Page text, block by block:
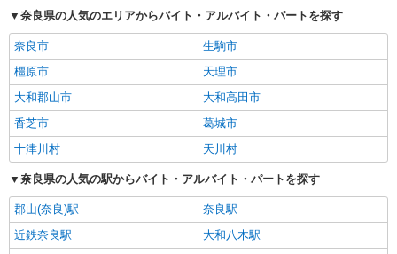
奈良県の人気のエリアからバイト・アルバイト・パートを探す
奈良市
生駒市
橿原市
天理市
大和郡山市
大和高田市
香芝市
葛城市
十津川村
天川村
奈良県の人気の駅からバイト・アルバイト・パートを探す
郡山(奈良)駅
奈良駅
近鉄奈良駅
大和八木駅